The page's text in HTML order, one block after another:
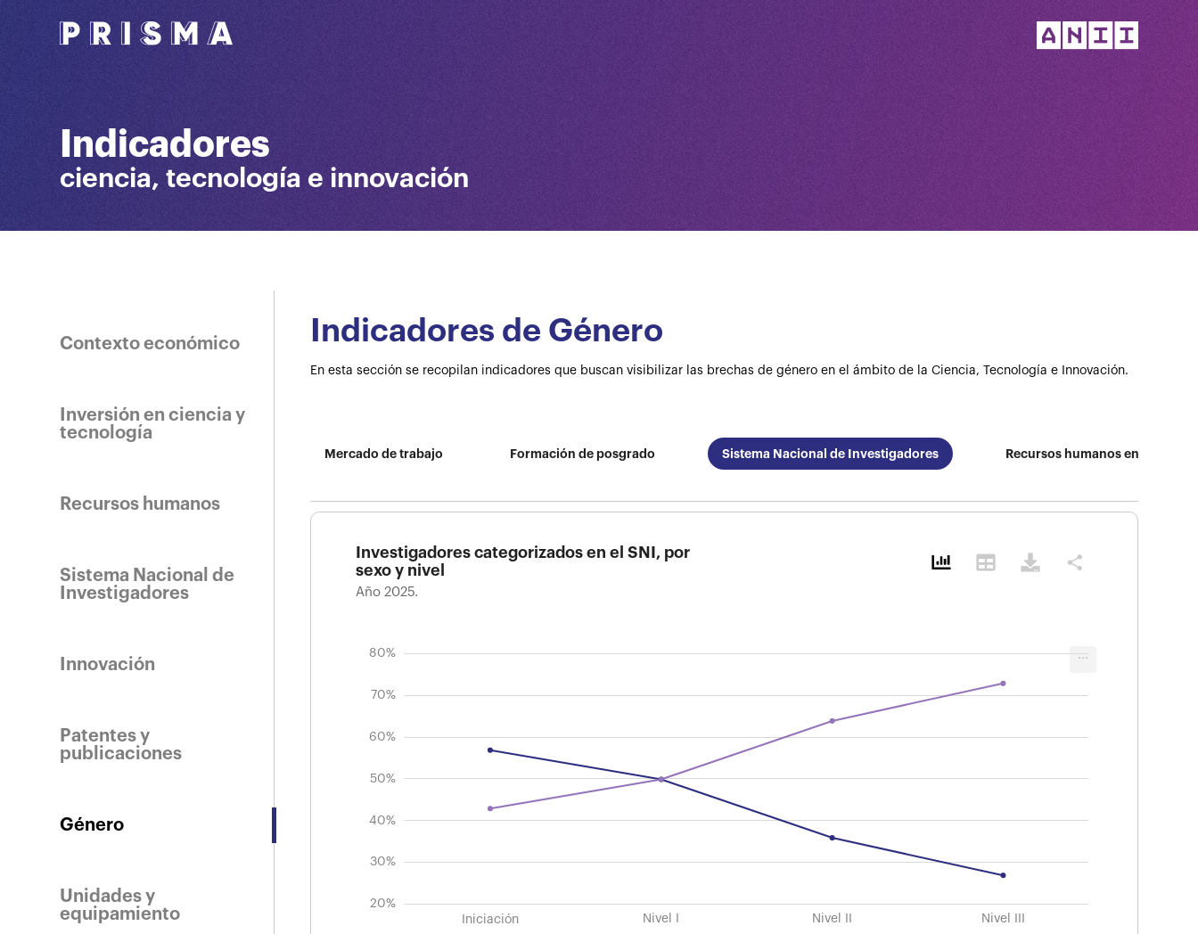
Indicadores
ciencia, tecnología e innovación
Contexto económico
Inversión en ciencia y
tecnología
Recursos humanos
Sistema Nacional de
Investigadores
Innovación
Patentes y
publicaciones
Género
Unidades y
equipamiento
Indicadores de Género
En esta sección se recopilan indicadores que buscan visibilizar las brechas de género en el ámbito de la Ciencia, Tecnología e Innovación.
Mercado de trabajo Formación de posgrado Sistema Nacional de Investigadores Recursos humanos en
Investigadores categorizados en el SNI, por
sexo y nivel
Año 2025.
share
Investigadores categorizados en el SNI, por sexo y nivel
40%
20%
30%
40%
50%
60%
80%
70%
Iniciación Nivel I Nivel II Nivel III
...